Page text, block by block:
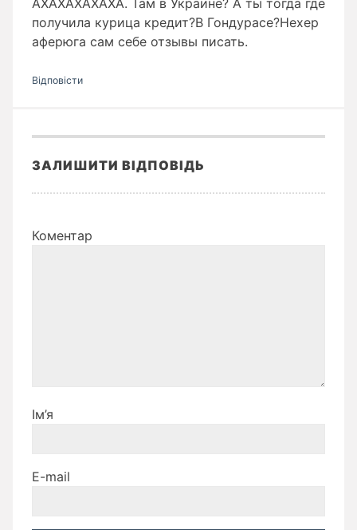
АХАХАХАХАХА. Там в Украине? А ты тогда где
получила курица кредит?В Гондурасе?Нехер
аферюга сам себе отзывы писать.
Відповіcти
ЗАЛИШИТИ ВІДПОВІДЬ
Коментар
Ім’я
E-mail